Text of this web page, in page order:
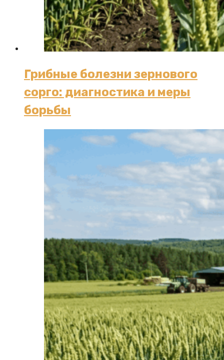
Грибные болезни зернового
сорго: диагностика и меры
борьбы